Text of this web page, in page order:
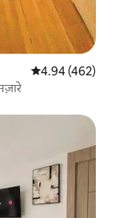
औसत रेटिंग 5 में से
4.94 (462)